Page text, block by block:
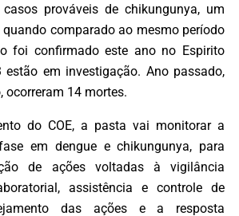
prováveis de chikungunya, um
quando comparado ao mesmo período
foi confirmado este ano no Espirito
em investigação. Ano passado,
ocorreram 14 mortes.
do COE, a pasta vai monitorar a
em dengue e chikungunya, para
de ações voltadas à vigilância
assistência e controle de
das ações e a resposta